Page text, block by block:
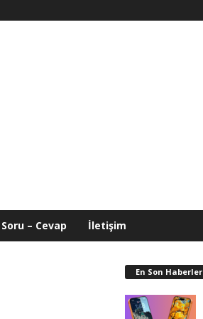
Soru – Cevap İletişim
En Son Haberler